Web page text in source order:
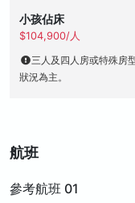
小孩佔床
$104,900/人
三人及四人房或特殊房
狀況為主。
航班
參考航班 01